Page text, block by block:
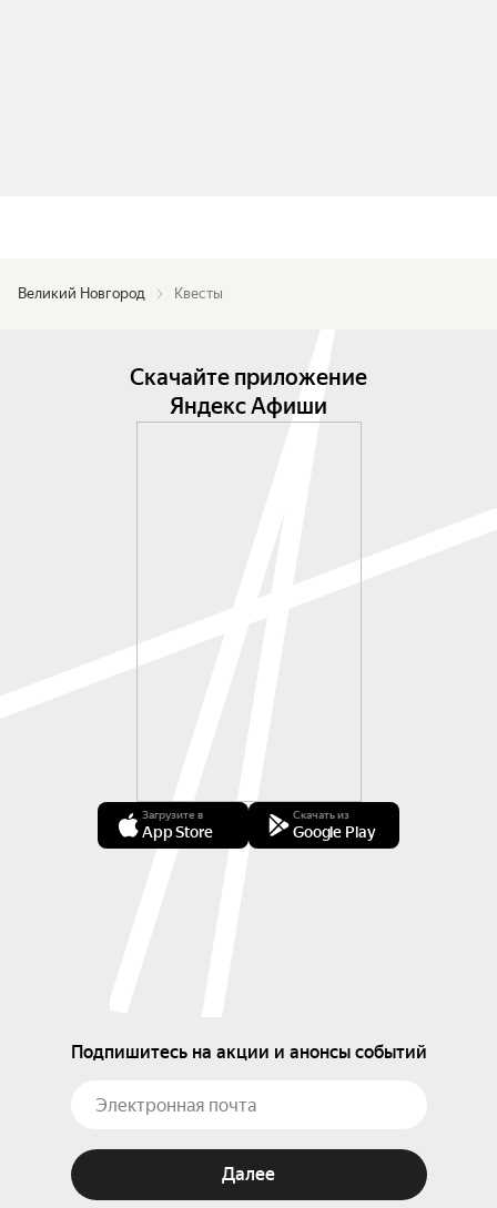
Великий Новгород Квесты
Скачайте приложение
Яндекс Афиши
Загрузите в
App Store
Скачать из
Google Play
Подпишитесь на акции и анонсы событий
Далее